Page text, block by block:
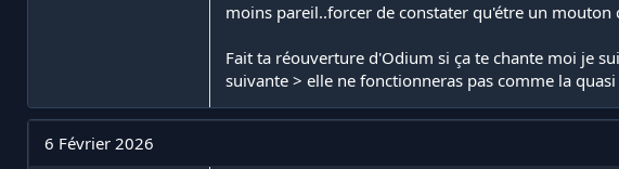
moins pareil..forcer de constater qu'étre un mouton
Fait ta réouverture d'Odium si ça te chante moi je
suivante > elle ne fonctionneras pas comme la
6 Février 2026